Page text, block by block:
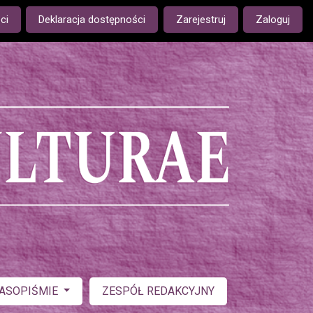
is: Deklaracja dostępności Zarejestruj Zaloguj
ZESPÓŁ REDAKCYJNY